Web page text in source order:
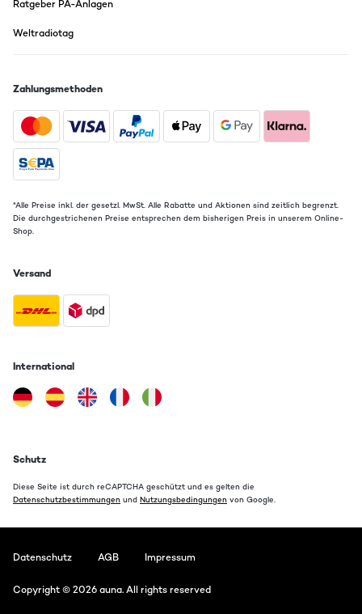
Ratgeber PA-Anlagen
Weltradiotag
Zahlungsmethoden
*Alle Preise inkl. der gesetzl. MwSt. Alle Rabatte und Aktionen sind zeitlich begrenzt.
Die durchgestrichenen Preise entsprechen dem bisherigen Preis in unserem Online-
Shop.
Versand
International
Schutz
Diese Seite ist durch reCAPTCHA geschützt und es gelten die
Datenschutzbestimmungen und Nutzungsbedingungen von Google.
Datenschutz AGB Impressum
Copyright © 2026 auna. All rights reserved